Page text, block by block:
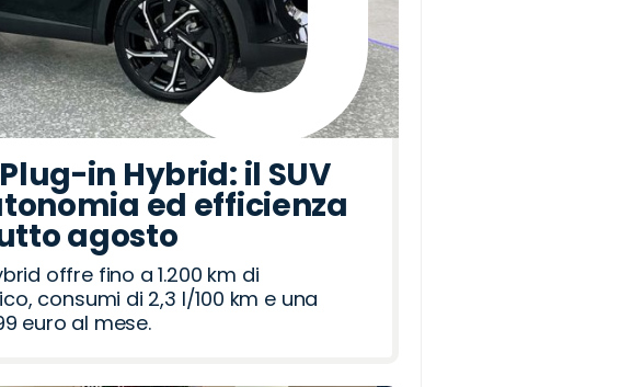
in Hybrid: il SUV
ed efficienza
agosto
offre fino a 1.200 km di
consumi di 2,3 l/100 km e una
euro al mese.